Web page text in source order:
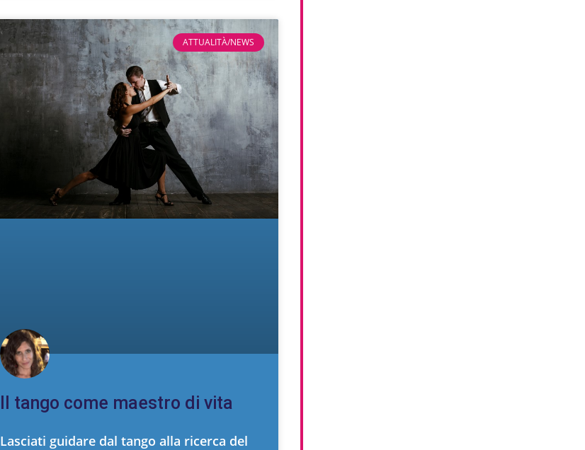
ATTUALITÀ/NEWS
Il tango come maestro di vita
Lasciati guidare dal tango alla ricerca del